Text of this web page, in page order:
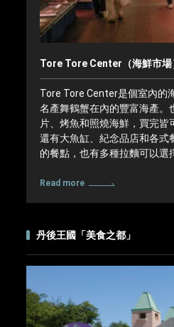
Tore Tore Center（海鮮市場
Tore Tore Center是個室內的
名產舞鶴蟹在內的豐富海產。
片、烤魚和照燒海鮮，買完皆
還有大魚缸、紀念品店和各式
的餐點，也有多種拉麵可以選
Read more
丹後王國「美食之都」